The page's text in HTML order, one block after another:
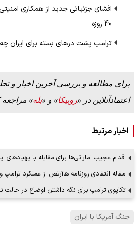
افشای جزئیاتی جدید از همکاری
40 روزه
ترامپ پشت درهای بسته برای ایران
برای مطالعه و بررسی آخرین اخبار و
اعتمادآنلاین در «روبیکا» و «بله» مراجعه
اخبار مرتبط
اقدام عجیب اماراتی‌ها برای مقابله با پهپادهای
مقاله انتقادی روزنامه هاآرتص از عملکرد ترامپ و
تکاپوی ترامپ برای نگه داشتن اوضاع در حالت
جنگ آمریکا با ایران